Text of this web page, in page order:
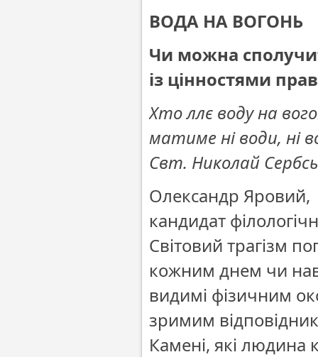
ВОДА НА ВОГОНЬ
Чи можна
із цінностями
Хто ллє воду на
матиме ні води, ні
Свт. Николай
Олександр Яровий,
кандидат
Світовий трагізм
кожним днем чи
видимі фізичним
зримим
Камені, які людина